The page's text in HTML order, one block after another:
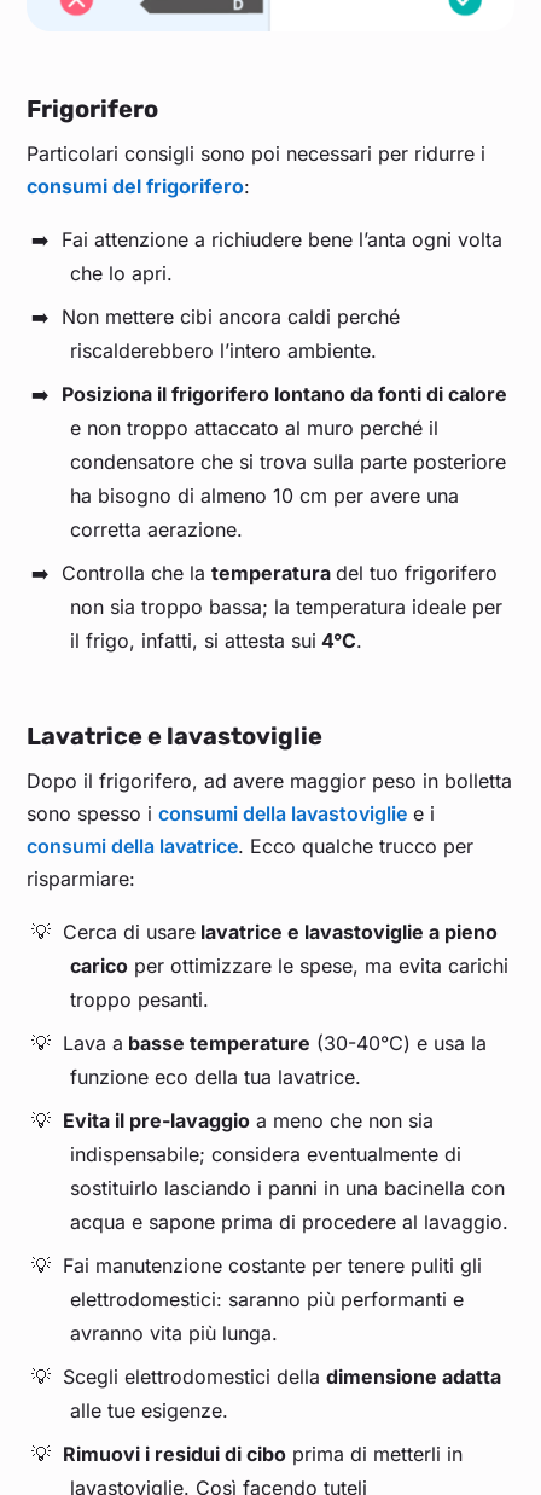
Frigorifero
Particolari consigli sono poi necessari per ridurre i
consumi del frigorifero:
Fai attenzione a richiudere bene l’anta ogni volta
che lo apri.
Non mettere cibi ancora caldi perché
riscalderebbero l’intero ambiente.
Posiziona il frigorifero lontano da fonti di calore
e non troppo attaccato al muro perché il
condensatore che si trova sulla parte posteriore
ha bisogno di almeno 10 cm per avere una
corretta aerazione.
Controlla che la temperatura del tuo frigorifero
non sia troppo bassa; la temperatura ideale per
il frigo, infatti, si attesta sui 4°C.
Lavatrice e lavastoviglie
Dopo il frigorifero, ad avere maggior peso in bolletta
sono spesso iconsumi della lavastoviglie e i
consumi della lavatrice. Ecco qualche trucco per
risparmiare:
Cerca di usare lavatrice e lavastoviglie a pieno
carico per ottimizzare le spese, ma evita carichi
troppo pesanti.
Lava a basse temperature (30-40°C) e usa la
funzione eco della tua lavatrice.
Evita il pre-lavaggio a meno che non sia
indispensabile; considera eventualmente di
sostituirlo lasciando i panni in una bacinella con
acqua e sapone prima di procedere al lavaggio.
Fai manutenzione costante per tenere puliti gli
elettrodomestici: saranno più performanti e
avranno vita più lunga.
Scegli elettrodomestici della dimensione adatta
alle tue esigenze.
Rimuovi i residui di cibo prima di metterli in
lavastoviglie. Così facendo tuteli